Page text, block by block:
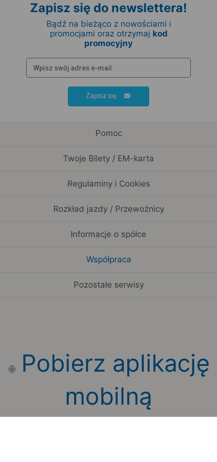
Zapisz się do newslettera!
Bądź na bieżąco z nowościami i
promocjami oraz otrzymaj kod
promocyjny
Zapisz się
Pomoc
Twoje Bilety / EM-karta
Regulaminy i Cookies
Rozkład jazdy / Przewoźnicy
Informacje o spółce
Współpraca
Pozostałe serwisy
Pobierz aplikację
mobilną